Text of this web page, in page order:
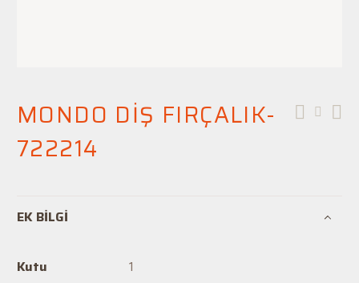
MONDO DİŞ FIRÇALIK-
722214
EK BILGI
Kutu
1